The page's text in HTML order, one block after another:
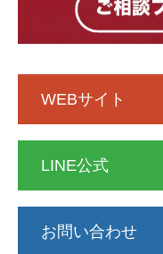
WEBサイト
LINE公式
お問い合わせ